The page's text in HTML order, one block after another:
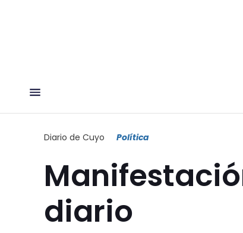
Diario de Cuyo Política
diario